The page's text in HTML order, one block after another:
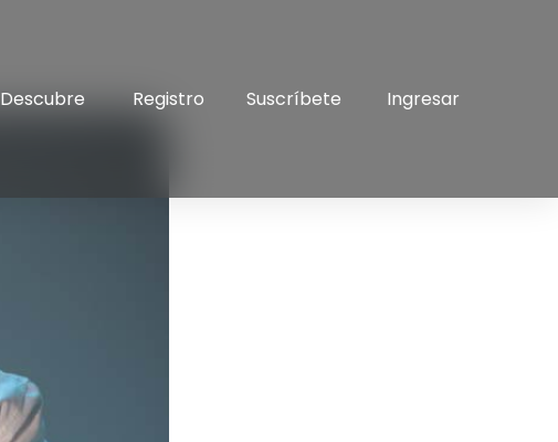
Descubre Registro Suscríbete Ingresar